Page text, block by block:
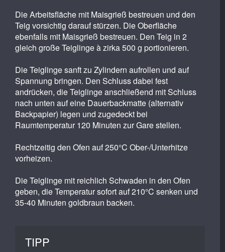
Die Arbeitsfläche mit Maisgrieß bestreuen und den
Teig vorsichtig darauf stürzen. Die Oberfläche
ebenfalls mit Maisgrieß bestreuen. Den Teig in 2
gleich große Teiglinge à zirka 500 g portionieren.
Die Teiglinge sanft zu Zylindern aufrollen und auf
Spannung bringen. Den Schluss dabei fest
andrücken, die Teiglinge anschließend mit Schluss
nach unten auf eine Dauerbackmatte (alternativ
Backpapier) legen und zugedeckt bei
Raumtemperatur 120 Minuten zur Gare stellen.
Rechtzeitig den Ofen auf 250°C Ober-/Unterhitze
vorheizen.
Die Teiglinge mit reichlich Schwaden in den Ofen
geben, die Temperatur sofort auf 210°C senken und
35-40 Minuten goldbraun backen.
TIPP